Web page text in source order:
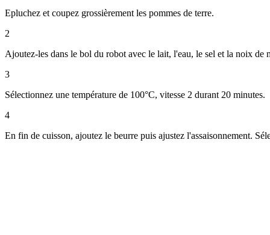
Epluchez et coupez grossièrement les pommes de terre.
2
Ajoutez-les dans le bol du robot avec le lait, l'eau, le sel et la noix de
3
Sélectionnez une température de 100°C, vitesse 2 durant 20 minutes.
4
En fin de cuisson, ajoutez le beurre puis ajustez l'assaisonnement.